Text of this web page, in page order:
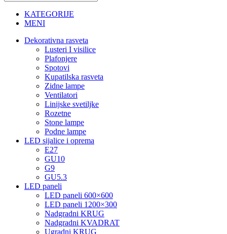
KATEGORIJE
MENI
Dekorativna rasveta
Lusteri I visilice
Plafonjere
Spotovi
Kupatilska rasveta
Zidne lampe
Ventilatori
Linijske svetiljke
Rozetne
Stone lampe
Podne lampe
LED sijalice i oprema
E27
GU10
G9
GU5.3
LED paneli
LED paneli 600×600
LED paneli 1200×300
Nadgradni KRUG
Nadgradni KVADRAT
Ugradni KRUG